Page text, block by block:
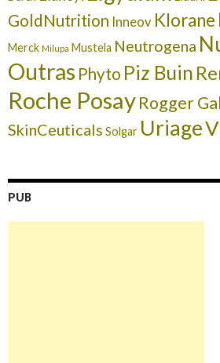
GoldNutrition Inneov Klorane
Merck Milupa Mustela Neutrogena
Outras Phyto Piz Buin
Roche PosayRogger
SkinCeuticals Solgar Uriage
PUB